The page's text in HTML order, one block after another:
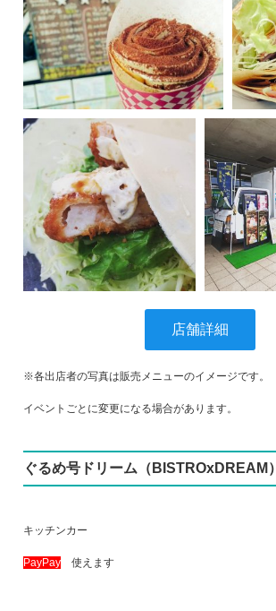
店舗詳細
※各出店者の写真は販売メニューのイメージです。
イベントごとに変更になる場合があります。
ぐるめ号ドリーム（BISTROxDREAM）
キッチンカー
PayPay 使えます